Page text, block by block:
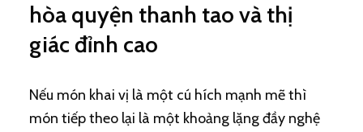
hòa quyện thanh tao và thị
giác đỉnh cao
Nếu món khai vị là một cú hích mạnh mẽ thì
món tiếp theo lại là một khoảng lặng đầy nghệ